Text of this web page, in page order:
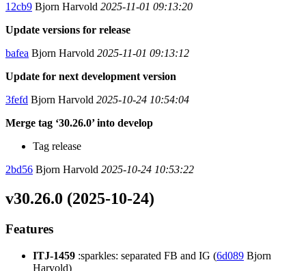
12cb9 Bjorn Harvold 2025-11-01 09:13:20
Update versions for release
bafea Bjorn Harvold 2025-11-01 09:13:12
Update for next development version
3fefd Bjorn Harvold 2025-10-24 10:54:04
Merge tag ‘30.26.0’ into develop
Tag release
2bd56 Bjorn Harvold 2025-10-24 10:53:22
v30.26.0 (2025-10-24)
Features
ITJ-1459 :sparkles: separated FB and IG (6d089 Bjorn
Harvold)